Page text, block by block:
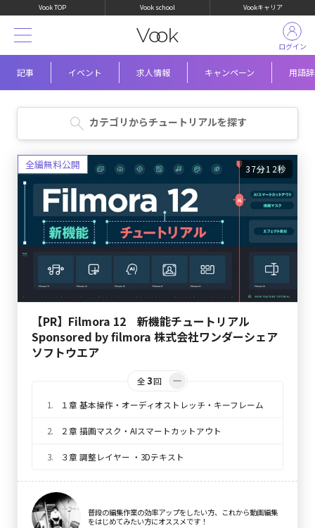
Vook TOP Vook school Vookキャリア
記事 イベント 求人情報 キャンペーン 用語
ログイン
カテゴリからチュートリアルを探す
37分12秒
【PR】Filmora 12 新機能チュートリアル
Sponsored by filmora 株式会社ワンダーシェア
ソフトウエア
全3回
1.
１章 基本操作・オーディオストレッチ・キーフレーム
2. ２章 描画マスク・AIスマートカットアウト
3. ３章 調整レイヤー ・3Dテキスト
普段の編集作業の効率アップをしたい方、これから動画編集
をはじめてみたい方にオススメです！